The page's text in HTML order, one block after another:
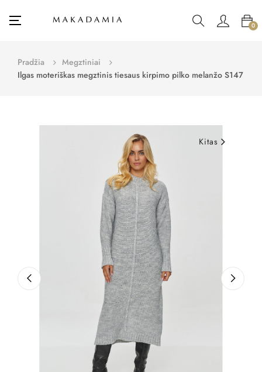
Toggle
☰ 0
Pradžia
Megztiniai
Ilgas moteriškas megztinis tiesaus kirpimo pilko melanžo S147
Kitas